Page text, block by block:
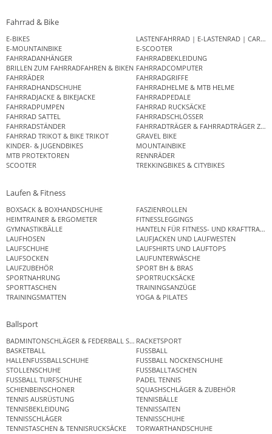
Fahrrad & Bike
E-BIKES
LASTENFAHRRAD | E-LASTENRAD |
E-MOUNTAINBIKE
E-SCOOTER
FAHRRADANHÄNGER
FAHRRADBEKLEIDUNG
BRILLEN ZUM FAHRRADFAHREN & BIKEN FAHRRADCOMPUTER
FAHRRÄDER
FAHRRADGRIFFE
FAHRRADHANDSCHUHE
FAHRRADHELME & MTB HELME
FAHRRADJACKE & BIKEJACKE
FAHRRADPEDALE
FAHRRADPUMPEN
FAHRRAD RUCKSÄCKE
FAHRRAD SATTEL
FAHRRADSCHLÖSSER
FAHRRADSTÄNDER
FAHRRADTRÄGER & FAHRRADTRÄGER
FAHRRAD TRIKOT & BIKE TRIKOT
GRAVEL BIKE
KINDER- & JUGENDBIKES
MOUNTAINBIKE
MTB PROTEKTOREN
RENNRÄDER
SCOOTER
TREKKINGBIKES & CITYBIKES
Laufen & Fitness
BOXSACK & BOXHANDSCHUHE
FASZIENROLLEN
HEIMTRAINER & ERGOMETER
FITNESSLEGGINGS
GYMNASTIKBÄLLE
HANTELN FÜR FITNESS- UND
LAUFHOSEN
LAUFJACKEN UND LAUFWESTEN
LAUFSCHUHE
LAUFSHIRTS UND LAUFTOPS
LAUFSOCKEN
LAUFUNTERWÄSCHE
LAUFZUBEHÖR
SPORT BH & BRAS
SPORTNAHRUNG
SPORTRUCKSÄCKE
SPORTTASCHEN
TRAININGSANZÜGE
TRAININGSMATTEN
YOGA & PILATES
Ballsport
BADMINTONSCHLÄGER & FEDERBALL SETSRACKETSPORT
BASKETBALL
FUSSBALL
HALLENFUSSBALLSCHUHE
FUSSBALL NOCKENSCHUHE
STOLLENSCHUHE
FUSSBALLTASCHEN
FUSSBALL TURFSCHUHE
PADEL TENNIS
SCHIENBEINSCHONER
SQUASHSCHLÄGER & ZUBEHÖR
TENNIS AUSRÜSTUNG
TENNISBÄLLE
TENNISBEKLEIDUNG
TENNISSAITEN
TENNISSCHLÄGER
TENNISSCHUHE
TENNISTASCHEN & TENNISRUCKSÄCKE
TORWARTHANDSCHUHE